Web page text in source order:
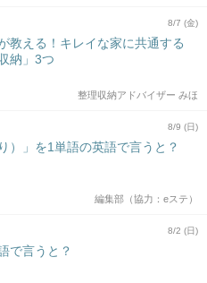
8/7 (金)
教える！キレイな家に共通する
納」3つ
整理収納アドバイザー みほ
8/9 (日)
）」を1単語の英語で言うと？
編集部（協力：eステ）
8/2 (日)
で言うと？